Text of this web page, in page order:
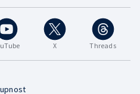
X Threads